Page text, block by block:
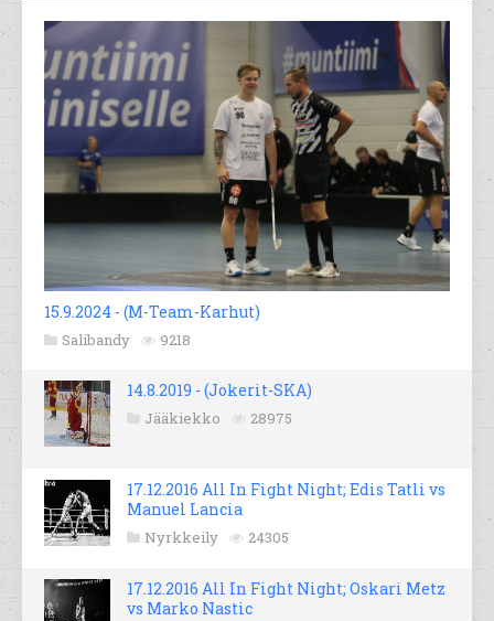
15.9.2024 - (M-Team-Karhut)
Salibandy 9218
14.8.2019 - (Jokerit-SKA)
Jääkiekko 28975
17.12.2016 All In Fight Night; Edis Tatli vs
Manuel Lancia
Nyrkkeily 24305
17.12.2016 All In Fight Night; Oskari Metz
vs Marko Nastic